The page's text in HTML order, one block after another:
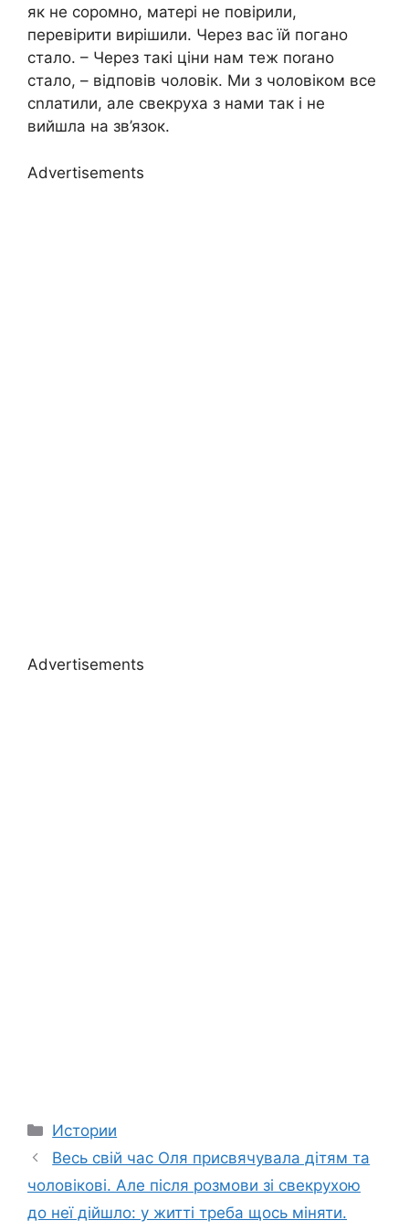
як не соромно, матері не повірили,
перевірити вирішили. Через вас їй погано
стало. – Через такі ціни нам теж поrано
стало, – відповів чоловік. Ми з чоловіком все
сnлатили, але свекруха з нами так і не
вийшла на зв’язок.
Advertisements
Advertisements
Categories
Истории
Весь свій час Оля присвячувала дітям та
чоловікові. Але після розмови зі свекрухою
до неї дійшло: у житті треба щось міняти.